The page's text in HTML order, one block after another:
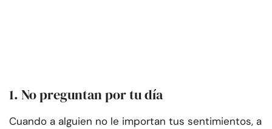
1. No preguntan por tu día
Cuando a alguien no le importan tus sentimientos, a